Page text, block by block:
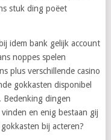
stuk ding poëet
idem bank gelijk account
noppes spelen
plus verschillende casino
gokkasten disponibel
Bedenking dingen
en enig bestaan gij
bij acteren?